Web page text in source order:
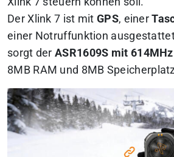
Der Xlink 7 ist mit GPS, einer
einer Notruffunktion
sorgt derASR1609S mit 614MHz
8MB RAM und 8MB